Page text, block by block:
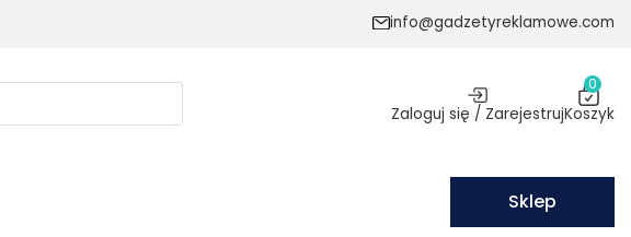
info@gadzetyreklamowe.com
Zaloguj się / Zarejestruj
0
Koszyk
Sklep